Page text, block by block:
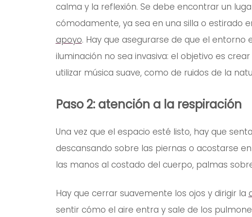
calma y la reflexión. Se debe encontrar un
cómodamente, ya sea en una silla o estirado
apoyo. Hay que asegurarse de que el entorno
iluminación no sea invasiva: el objetivo es
utilizar música suave, como de ruidos de la
Paso 2: atención a la respiración
Una vez que el espacio esté listo, hay que
descansando sobre las piernas o acostarse
las manos al costado del cuerpo, palmas
Hay que cerrar suavemente los ojos y dirigir la
sentir cómo el aire entra y sale de los